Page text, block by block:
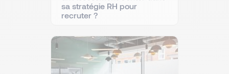
sa stratégie RH pour
recruter ?